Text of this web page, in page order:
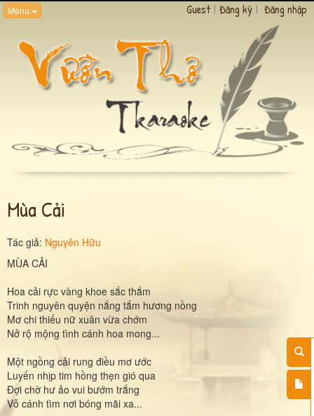
Menu Guest | Đăng ký | Đăng nhập
Mùa Cải
Tác giả: Nguyên Hữu
MÙA CẢI
Hoa cải rực vàng khoe sắc thắm
Trinh nguyên quyện nắng tắm hương nồng
Mơ chi thiếu nữ xuân vừa chớm
Nở rộ mộng tình cánh hoa mong...
Một ngồng cải rung điều mơ ước
Luyến nhịp tim hồng thẹn gió qua
Đợi chờ hư ảo vui bướm trắng
Vỗ cánh tìm nơi bóng mãi xa...